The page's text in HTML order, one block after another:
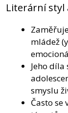
Literární styl
mládež
Jeho
smyslu
Často se